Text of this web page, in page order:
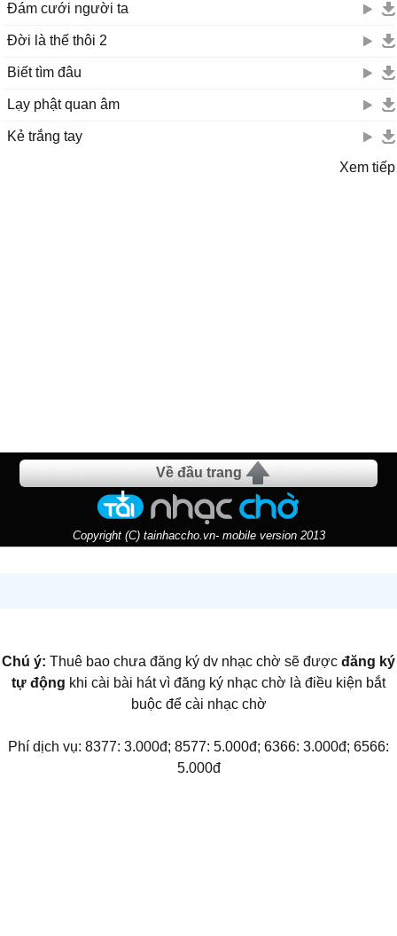
Đám cưới người ta
Đời là thế thôi 2
Biết tìm đâu
Lạy phật quan âm
Kẻ trắng tay
Xem tiếp
Về đầu trang
Copyright (C) tainhaccho.vn- mobile version 2013
Chú ý: Thuê bao chưa đăng ký dv nhạc chờ sẽ được đăng ký
tự động khi cài bài hát vì đăng ký nhạc chờ là điều kiện bắt
buộc để cài nhạc chờ
Phí dịch vụ: 8377: 3.000đ; 8577: 5.000đ; 6366: 3.000đ; 6566:
5.000đ